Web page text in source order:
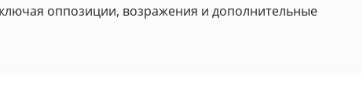
оппозиции, возражения и дополнительные